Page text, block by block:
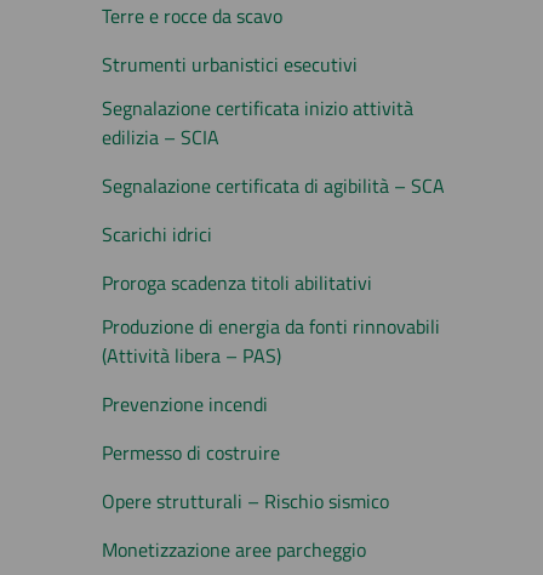
Terre e rocce da scavo
Strumenti urbanistici esecutivi
Segnalazione certificata inizio attività
edilizia – SCIA
Segnalazione certificata di agibilità – SCA
Scarichi idrici
Proroga scadenza titoli abilitativi
Produzione di energia da fonti rinnovabili
(Attività libera – PAS)
Prevenzione incendi
Permesso di costruire
Opere strutturali – Rischio sismico
Monetizzazione aree parcheggio